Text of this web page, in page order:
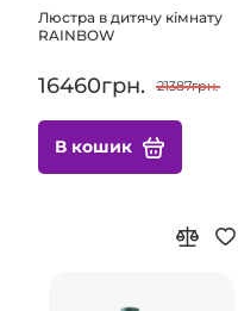
Люстра в дитячу кімнату
RAINBOW
16460грн. 21387грн.
В кошик